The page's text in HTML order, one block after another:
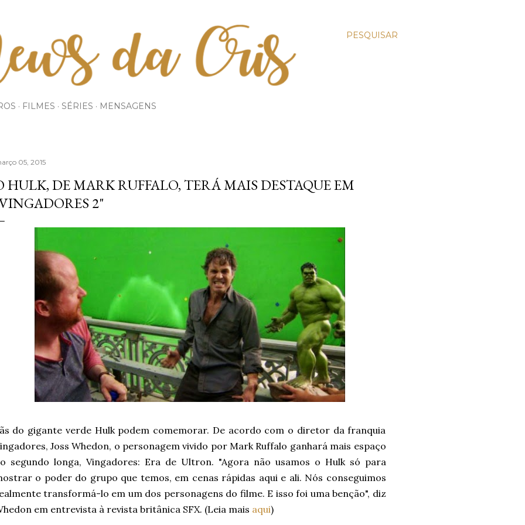
PESQUISAR
FILMES SÉRIES MENSAGENS
05, 2015
HULK, DE MARK RUFFALO, TERÁ MAIS DESTAQUE EM
2"
do gigante verde Hulk podem comemorar. De acordo com o diretor da franquia
Joss Whedon, o personagem vivido por Mark Ruffalo ganhará mais espaço
segundo longa, Vingadores: Era de Ultron. "Agora não usamos o Hulk só para
o poder do grupo que temos, em cenas rápidas aqui e ali. Nós conseguimos
transformá-lo em um dos personagens do filme. E isso foi uma benção", diz
em entrevista à revista britânica SFX. (Leia mais aqui)